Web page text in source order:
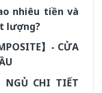
nhiêu tiền và
lượng?
】- CỬA
NGỦ CHI TIẾT